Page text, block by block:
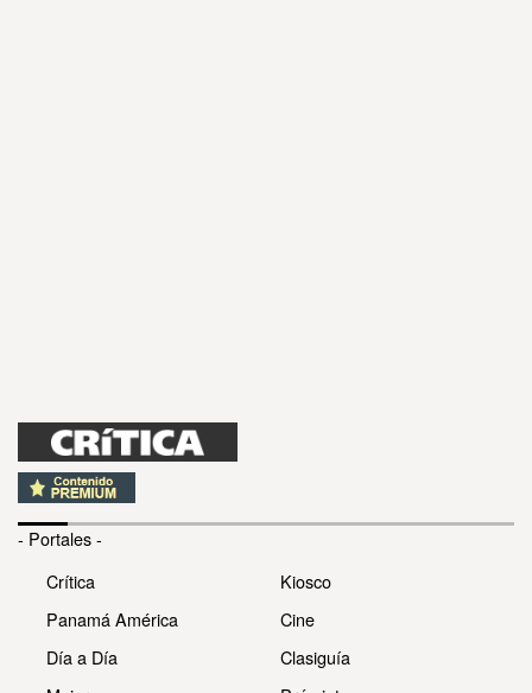
- Portales -
Crítica
Panamá América
Día a Día
Kiosco
Cine
Clasiguía